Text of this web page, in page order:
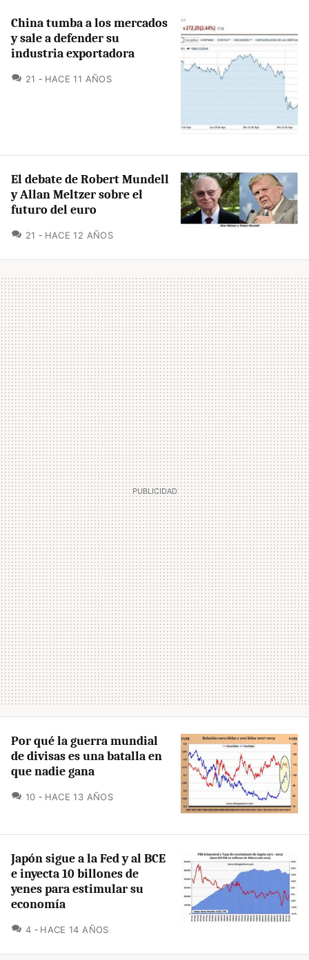
China tumba a los mercados
y sale a defender su
industria exportadora
21 COMENTARIOS
HACE 11 AÑOS
El debate de Robert Mundell
y Allan Meltzer sobre el
futuro del euro
21 COMENTARIOS
HACE 12 AÑOS
Por qué la guerra mundial
de divisas es una batalla en
que nadie gana
10 COMENTARIOS
HACE 13 AÑOS
Japón sigue a la Fed y al BCE
e inyecta 10 billones de
yenes para estimular su
economía
4 COMENTARIOS
HACE 14 AÑOS